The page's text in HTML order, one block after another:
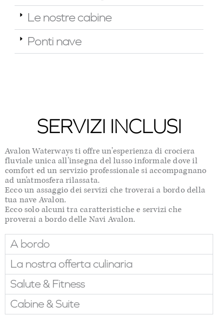
Le nostre cabine
Ponti nave
SERVIZI INCLUSI
Avalon Waterways ti offre un’esperienza di crociera
fluviale unica all’insegna del lusso informale dove il
comfort ed un servizio professionale si accompagnano
ad un’atmosfera rilassata.
Ecco un assaggio dei servizi che troverai a bordo della
tua nave Avalon.
Ecco solo alcuni tra caratteristiche e servizi che
proverai a bordo delle Navi Avalon.
A bordo
La nostra offerta culinaria
Salute & Fitness
Cabine & Suite